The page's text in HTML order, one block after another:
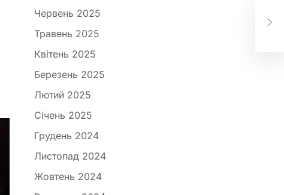
Червень 2025
Травень 2025
Квітень 2025
Березень 2025
Лютий 2025
Січень 2025
Грудень 2024
Листопад 2024
Жовтень 2024